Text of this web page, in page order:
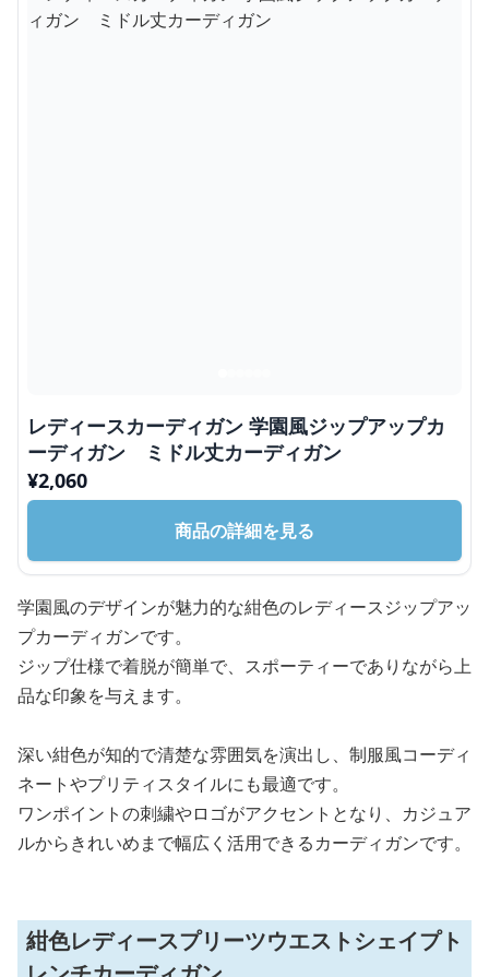
レディースカーディガン 学園風ジップアップカ
ーディガン ミドル丈カーディガン
¥2,060
商品の詳細を見る
学園風のデザインが魅力的な紺色のレディースジップアッ
プカーディガンです。
ジップ仕様で着脱が簡単で、スポーティーでありながら上
品な印象を与えます。
深い紺色が知的で清楚な雰囲気を演出し、制服風コーディ
ネートやプリティスタイルにも最適です。
ワンポイントの刺繍やロゴがアクセントとなり、カジュア
ルからきれいめまで幅広く活用できるカーディガンです。
紺色レディースプリーツウエストシェイプト